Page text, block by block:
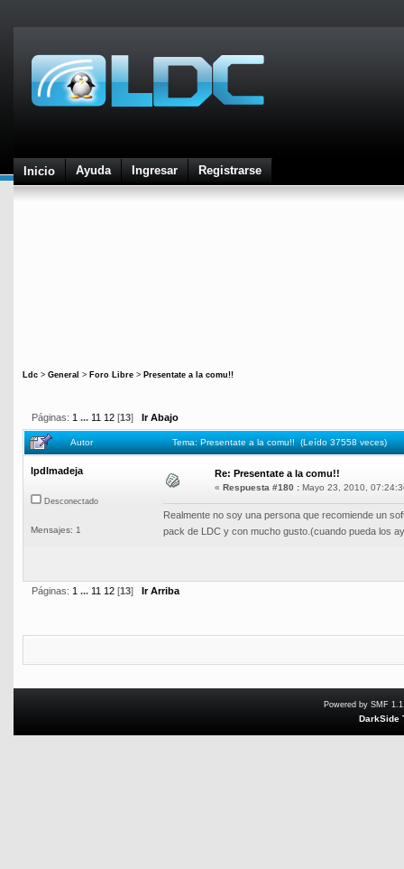
Inicio Ayuda Ingresar Registrarse
Ldc > General > Foro Libre > Presentate a la comu!!
Páginas: 1 ... 11 12 [13] Ir Abajo
Autor Tema: Presentate a la comu!! (Leído 37558 veces)
lpdlmadeja
Desconectado
Mensajes: 1
Re: Presentate a la comu!!
« Respuesta #180 : Mayo 23, 2010,
Realmente no soy una persona que recomiende un
pack de LDC y con mucho gusto.(cuando pueda los
Páginas: 1 ... 11 12 [13] Ir Arriba
Powered by SMF
DarkSide